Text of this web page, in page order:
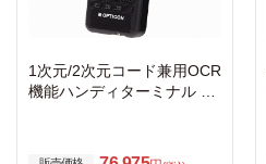
1次元/2次元コード兼用OCR
機能ハンディターミナル O